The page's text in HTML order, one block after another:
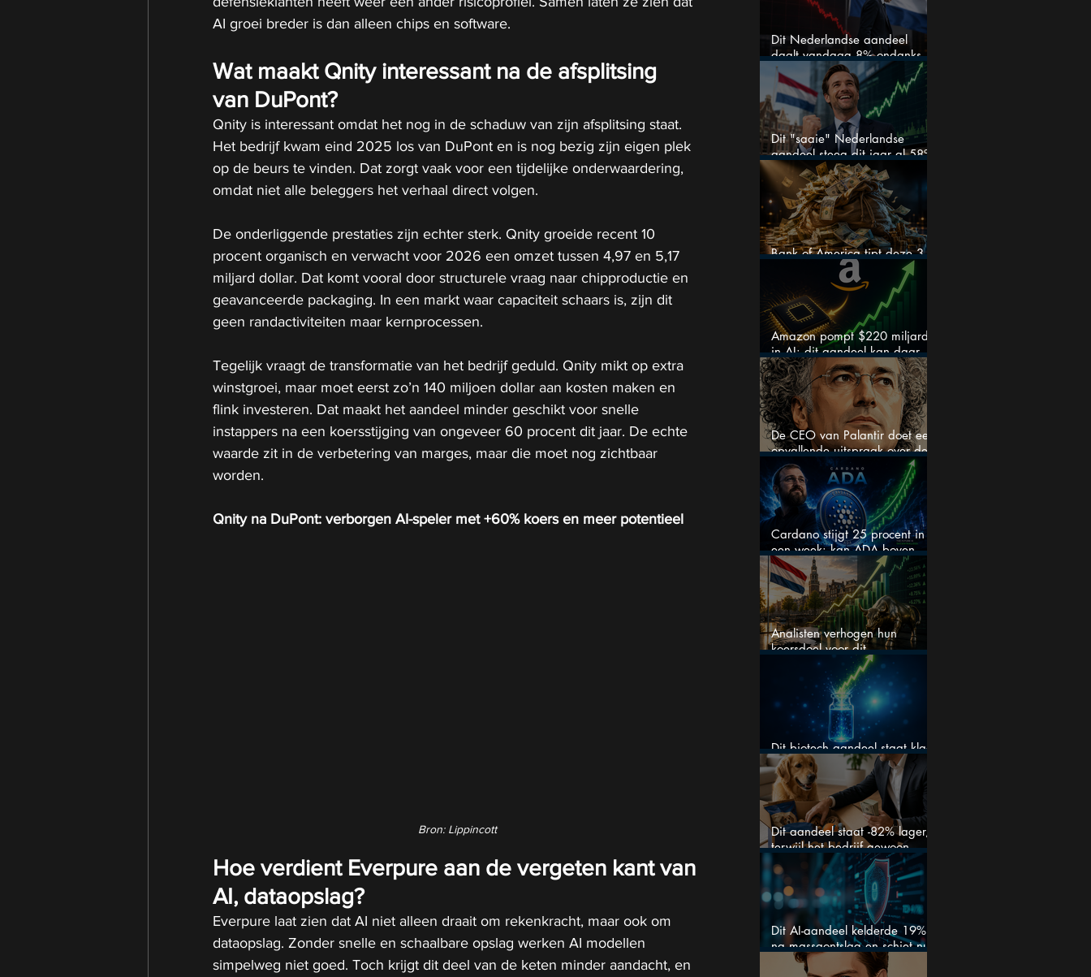
AI groei breder is dan alleen chips en software.
Wat maakt Qnity interessant na de afsplitsing
van DuPont?
Qnity is interessant omdat het nog in de schaduw van zijn afsplitsing staat.
Het bedrijf kwam eind 2025 los van DuPont en is nog bezig zijn eigen plek
op de beurs te vinden. Dat zorgt vaak voor een tijdelijke onderwaardering,
omdat niet alle beleggers het verhaal direct volgen.
De onderliggende prestaties zijn echter sterk. Qnity groeide recent 10
procent organisch en verwacht voor 2026 een omzet tussen 4,97 en 5,17
miljard dollar. Dat komt vooral door structurele vraag naar chipproductie en
geavanceerde packaging. In een markt waar capaciteit schaars is, zijn dit
geen randactiviteiten maar kernprocessen.
Tegelijk vraagt de transformatie van het bedrijf geduld. Qnity mikt op extra
winstgroei, maar moet eerst zo’n 140 miljoen dollar aan kosten maken en
flink investeren. Dat maakt het aandeel minder geschikt voor snelle
instappers na een koersstijging van ongeveer 60 procent dit jaar. De echte
waarde zit in de verbetering van marges, maar die moet nog zichtbaar
worden.
Qnity na DuPont: verborgen AI-speler met +60% koers en meer potentieel
Bron: Lippincott
Hoe verdient Everpure aan de vergeten kant van
AI, dataopslag?
Everpure laat zien dat AI niet alleen draait om rekenkracht, maar ook om
dataopslag. Zonder snelle en schaalbare opslag werken AI modellen
simpelweg niet goed. Toch krijgt dit deel van de keten minder aandacht, en
Dit Nederlandse aandeel
daalt vandaag 8% ondanks
zeer sterke halfjaarcijfers en
positieve analistenadviezen:
mooie koopkans?
Dit "saaie" Nederlandse
aandeel steeg dit jaar al 58%
en wordt volgens analisten
onderschat
Bank of America tipt deze 3
chipaandelen
Amazon pompt $220 miljard
in AI: dit aandeel kan daar
explosief van profiteren
De CEO van Palantir doet een
opvallende uitspraak over de
beurs
Cardano stijgt 25 procent in
een week: kan ADA boven
$0,20 blijven?
Analisten verhogen hun
koersdoel voor dit
Nederlandse aandeel — maar
is het al te laat om in te
stappen?
Dit biotech aandeel staat klaar
voor een flinke rally
Dit aandeel staat -82% lager,
terwijl het bedrijf gewoon
groeit
Dit AI-aandeel kelderde 19%
na massaontslag en schiet nu
15% omhoog